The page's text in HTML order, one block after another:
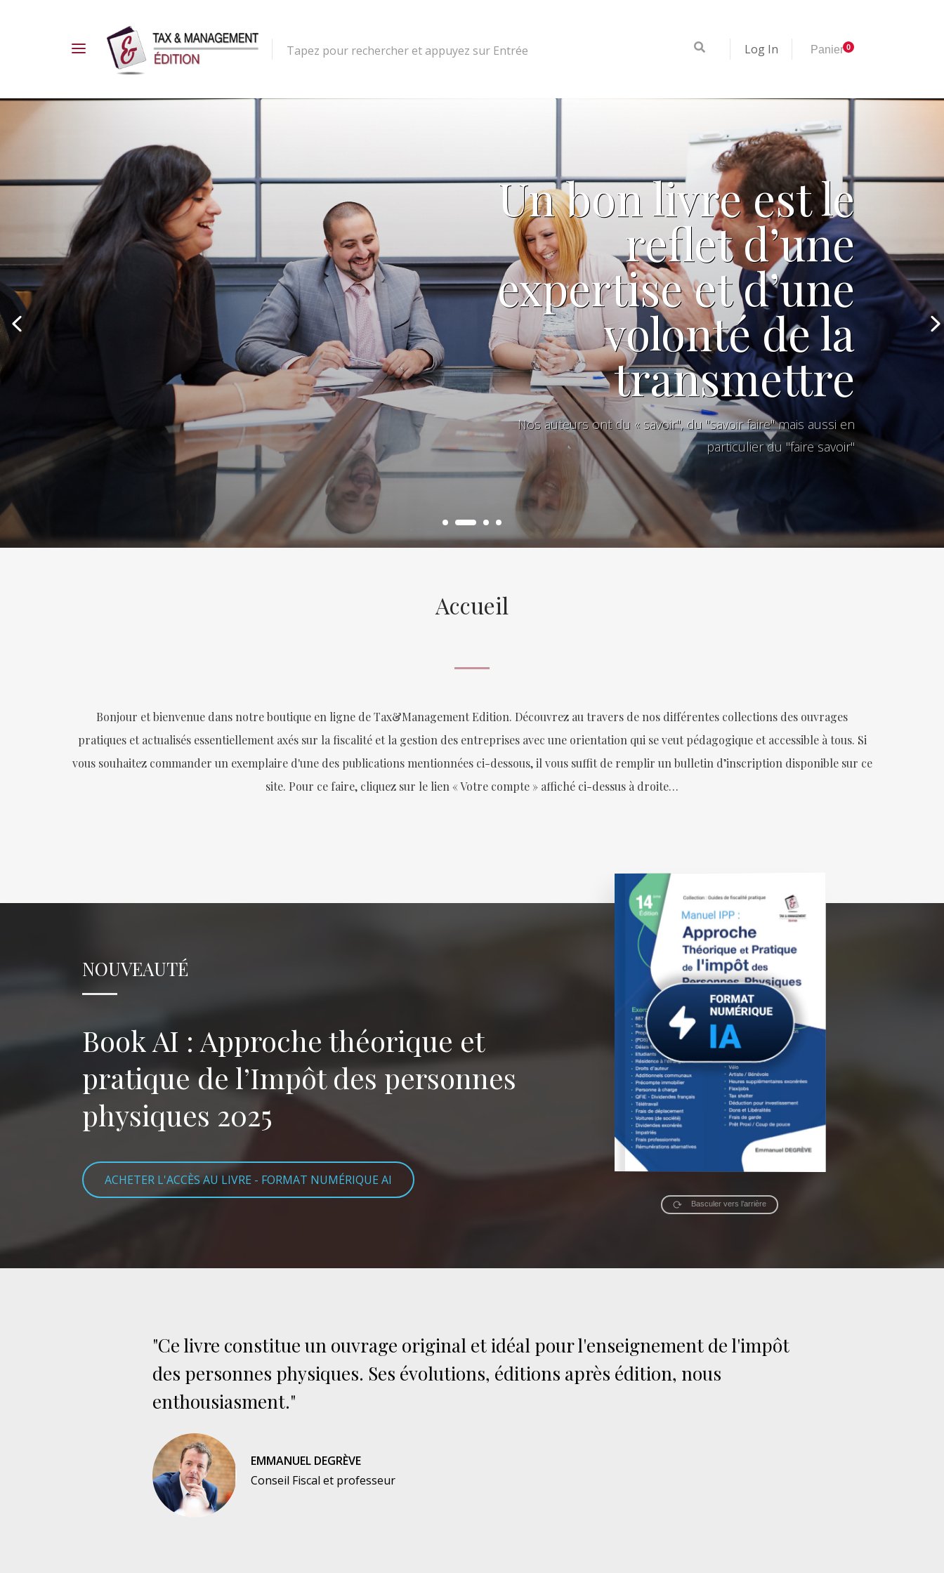
Tapez pour rechercher et appuyez sur Entrée Log In Panier0
Un bon livre est le
reflet d’une
expertise et d’une
volonté de la
transmettre
Nos auteurs ont du « savoir", du "savoir faire" mais aussi en
particulier du "faire savoir"
Accueil
Bonjour et bienvenue dans notre boutique en ligne de Tax&Management Edition. Découvrez au travers de nos différentes collections des ouvrages
pratiques et actualisés essentiellement axés sur la fiscalité et la gestion des entreprises avec une orientation qui se veut pédagogique et accessible à tous. Si
vous souhaitez commander un exemplaire d'une des publications mentionnées ci-dessous, il vous suffit de remplir un bulletin d’inscription disponible sur ce
site. Pour ce faire, cliquez sur le lien « Votre compte » affiché ci-dessus à droite…
NOUVEAUTÉ
Book AI : Approche théorique et
pratique de l’Impôt des personnes
physiques 2025
ACHETER L'ACCÈS AU LIVRE - FORMAT NUMÉRIQUE AI
Basculer vers l’arrière
"Ce livre constitue un ouvrage original et idéal pour l'enseignement de l'impôt
des personnes physiques. Ses évolutions, éditions après édition, nous
enthousiasment."
EMMANUEL DEGRÈVE
Conseil Fiscal et professeur